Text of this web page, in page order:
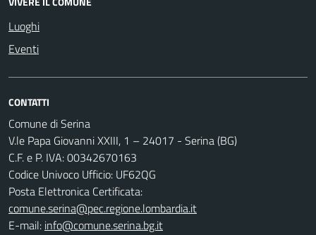
Luoghi
Eventi
CONTATTI
Comune di Serina
V.le Papa Giovanni XXIII, 1 – 24017 - Serina (BG)
C.F. e P. IVA: 00342670163
Codice Univoco Ufficio: UF62QG
Posta Elettronica Certificata:
comune.serina@pec.regione.lombardia.it
E-mail: info@comune.serina.bg.it